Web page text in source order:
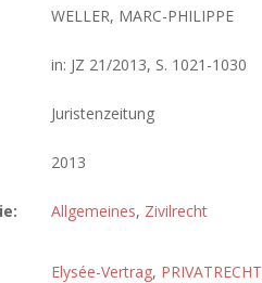
WELLER, MARC-PHILIPPE
in: JZ 21/2013, S. 1021-1030
Juristenzeitung
2013
Allgemeines, Zivilrecht
Elysée-Vertrag, PRIVATRECHT